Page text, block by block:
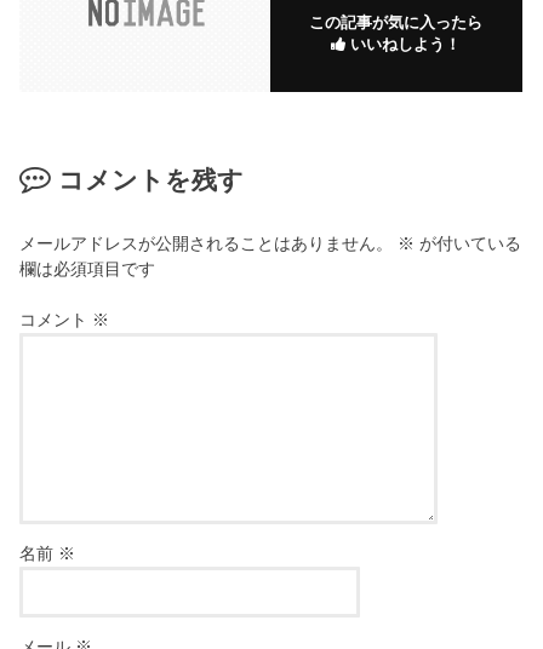
この記事が気に入ったら
いいねしよう！
コメントを残す
メールアドレスが公開されることはありません。 ※ が付いている
欄は必須項目です
コメント ※
名前 ※